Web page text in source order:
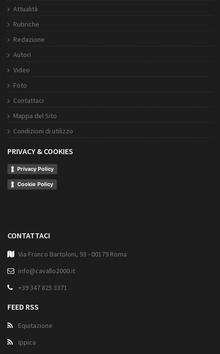
Attualità
Rubriche
Redazione
Autori
Video
Foto
Contattaci
Mappa del Sito
Condizioni di utilizzo
PRIVACY & COOKIES
Privacy Policy
Cookie Policy
CONTATTACI
Via Franco Bartoloni, 93 - 00179 Roma
info@cavallo2000.it
+39 347 825 3371
FEED RSS
Equitazione
Ippica